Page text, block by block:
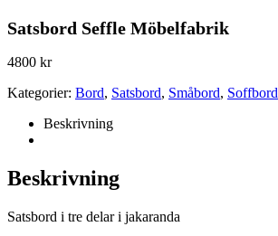
Satsbord Seffle Möbelfabrik
4800 kr
Kategorier: Bord, Satsbord, Småbord, Soffbord
Beskrivning
Beskrivning
Satsbord i tre delar i jakaranda